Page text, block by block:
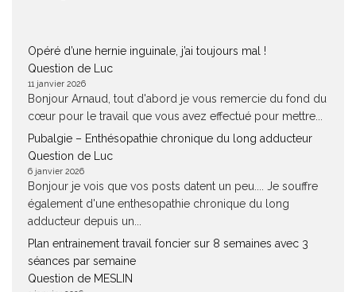
Opéré d’une hernie inguinale, j’ai toujours mal !
Question de Luc
11 janvier 2026
Bonjour Arnaud, tout d'abord je vous remercie du fond du
cœur pour le travail que vous avez effectué pour mettre...
Pubalgie – Enthésopathie chronique du long adducteur
Question de Luc
6 janvier 2026
Bonjour je vois que vos posts datent un peu.... Je souffre
également d'une enthesopathie chronique du long
adducteur depuis un...
Plan entrainement travail foncier sur 8 semaines avec 3
séances par semaine
Question de MESLIN